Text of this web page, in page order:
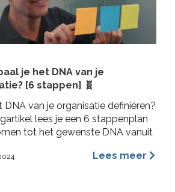
je het DNA van je
[6 stappen] 🧬
DNA van je organisatie definiëren?
lees je een 6 stappenplan
tot het gewenste DNA vanuit
Lees meer